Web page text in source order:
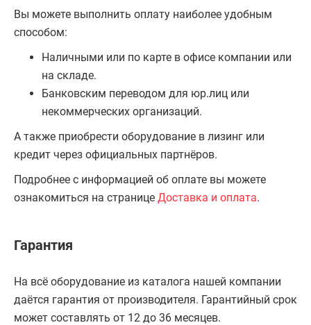
Вы можете выполнить оплату наиболее удобным
способом:
Наличными или по карте в офисе компании или
на складе.
Банковским переводом для юр.лиц или
некоммерческих организаций.
А также приобрести оборудование в лизинг или
кредит через официальных партнёров.
Подробнее с информацией об оплате вы можете
ознакомиться на странице Доставка и оплата.
Гарантия
На всё оборудование из каталога нашей компании
даётся гарантия от производителя. Гарантийный срок
может составлять от 12 до 36 месяцев.